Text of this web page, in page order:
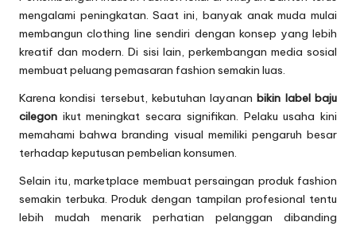
mengalami peningkatan. Saat ini, banyak anak muda mulai
membangun clothing line sendiri dengan konsep yang lebih
kreatif dan modern. Di sisi lain, perkembangan media sosial
membuat peluang pemasaran fashion semakin luas.
Karena kondisi tersebut, kebutuhan layananbikin label baju
cilegon ikut meningkat secara signifikan. Pelaku usaha kini
memahami bahwa branding visual memiliki pengaruh besar
terhadap keputusan pembelian konsumen.
Selain itu, marketplace membuat persaingan produk fashion
semakin terbuka. Produk dengan tampilan profesional tentu
lebih mudah menarik perhatian pelanggan dibanding